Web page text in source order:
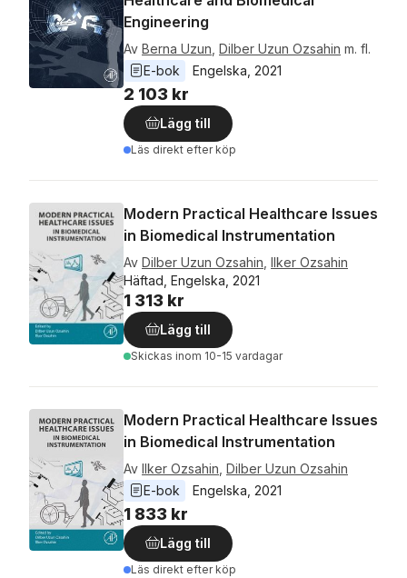
Engineering
Av Berna Uzun Dilber Uzun Ozsahin m. fl.
E-bok
Engelska 2021
2 103 kr
Lägg till
Läs direkt efter köp
Modern Practical Healthcare Issues
in Biomedical Instrumentation
Av Dilber Uzun Ozsahin Ilker Ozsahin
Häftad, Engelska, 2021
1 313 kr
Lägg till
Skickas inom 10-15 vardagar
Modern Practical Healthcare Issues
in Biomedical Instrumentation
Av Ilker Ozsahin Dilber Uzun Ozsahin
E-bok
Engelska 2021
1 833 kr
Lägg till
Läs direkt efter köp